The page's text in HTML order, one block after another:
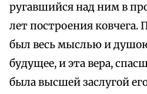
ругавшийся над ним в
лет построения
был весь мыслью и
будущее, и эта вера,
была высшей заслугой